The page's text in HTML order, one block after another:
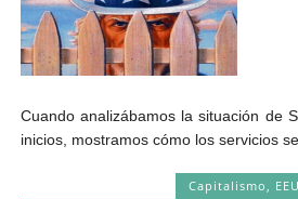
Cuando analizábamos la situación de
inicios, mostramos cómo los servicios
Capitalismo